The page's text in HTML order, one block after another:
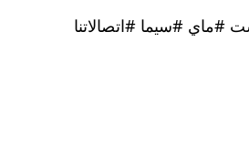
#سيما #اتصالاتنا